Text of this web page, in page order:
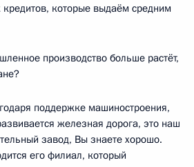
которые выдаём средним
производство больше растёт,
поддержке машиностроения,
железная дорога, это наш
завод, Вы знаете хорошо.
его филиал, который